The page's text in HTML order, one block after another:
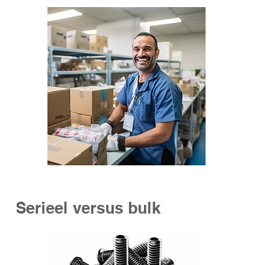
Serieel versus bulk